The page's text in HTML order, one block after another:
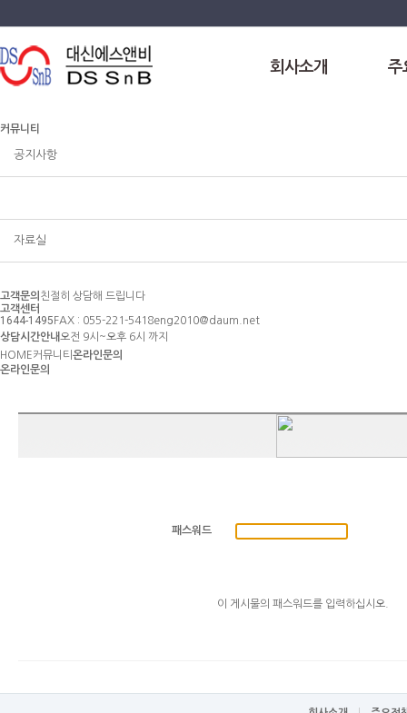
회사소개 주
커뮤니티
공지사항
자료실
고객문의 친절히 상담해 드립니다
고객센터
1644-1495 FAX : 055-221-5418eng2010@daum.net
상담시간안내오전 9시~오후 6시 까지
HOME커뮤니티 온라인문의
온라인문의
패스워드
이 게시물의 패스워드를 입력하십시오.